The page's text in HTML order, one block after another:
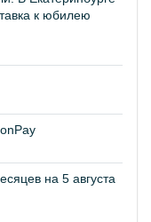
к юбилею
на 5 августа